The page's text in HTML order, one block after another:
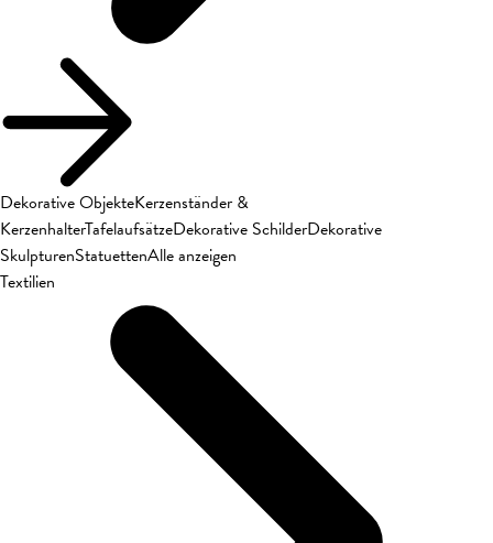
Dekorative ObjekteKerzenständer &
KerzenhalterTafelaufsätzeDekorative SchilderDekorative
SkulpturenStatuettenAlle anzeigen
Textilien